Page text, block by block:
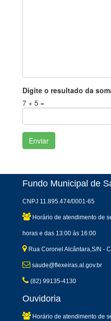
Digite o resultado da
7 + 5 =
Fundo Municipal de
CNPJ 11.895.474/0001-65
Horário de atendimento de
horas e das 13:00 às 16:00
Rua Coronel Alcântara,S/N -
saude@flexeiras.al.gov.br
(82) 99135-4130
Ouvidoria
Horário de atendimento de